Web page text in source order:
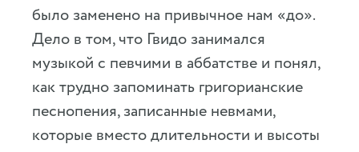
было заменено на привычное нам «до».
Дело в том, что Гвидо занимался
музыкой с певчими в аббатстве и понял,
как трудно запоминать григорианские
песнопения, записанные невмами,
которые вместо длительности и высоты